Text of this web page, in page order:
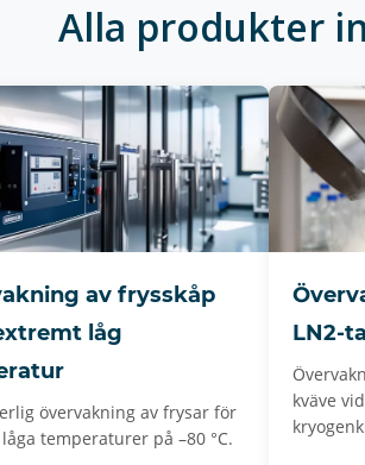
Alla produkter
av frysskåp
låg
övervakning av frysar för
temperaturer på –80 °C.
LN2-
kväve